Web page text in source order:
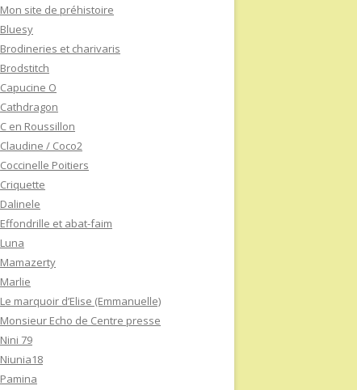
Mon site de préhistoire
Bluesy
Brodineries et charivaris
Brodstitch
Capucine O
Cathdragon
C en Roussillon
Claudine / Coco2
Coccinelle Poitiers
Criquette
Dalinele
Effondrille et abat-faim
Luna
Mamazerty
Marlie
Le marquoir d’Elise (Emmanuelle)
Monsieur Echo de Centre presse
Nini 79
Niunia18
Pamina